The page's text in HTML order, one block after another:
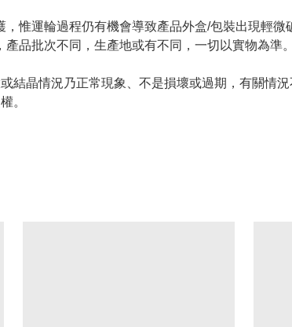
惟運輪過程仍有機會導致產品外盒/包裝出現輕微
品批次不同，生產地或有不同，一切以實物為準。
結晶情況乃正常現象、不是損壞或過期，有關情
。